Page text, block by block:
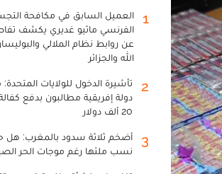
1
العميل السابق في مكافحة
الفرنسي ماثيو غديري يكشف
عن روابط نظام الملالي
الله والجزائر
2
دولة إفريقية مطالبون بدفع
20 ألف دولار
3
أضخم ثلاثة سدود بالمغرب:
نسب ملئها رغم موجات الحر